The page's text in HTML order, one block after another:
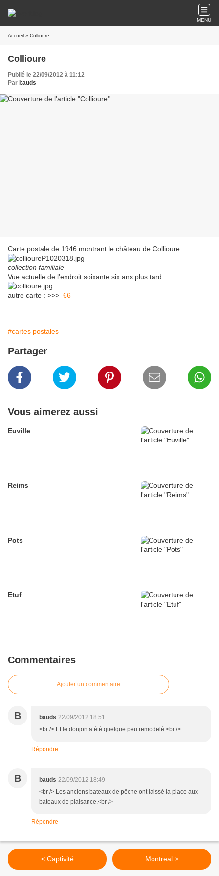
MENU
Accueil » Collioure
Collioure
Publié le 22/09/2012 à 11:12
Par bauds
Carte postale de 1946 montrant le château de Collioure
collection familiale
Vue actuelle de l'endroit soixante six ans plus tard.
autre carte : >>> 66
#cartes postales
Partager
Vous aimerez aussi
Euville
Reims
Pots
Etuf
Commentaires
Ajouter un commentaire
B bauds 22/09/2012 18:51
<br /> Et le donjon a été quelque peu remodelé.<br />
Répondre
B bauds 22/09/2012 18:49
<br /> Les anciens bateaux de pêche ont laissé la place aux
bateaux de plaisance.<br />
Répondre
< Captivité Montreal >